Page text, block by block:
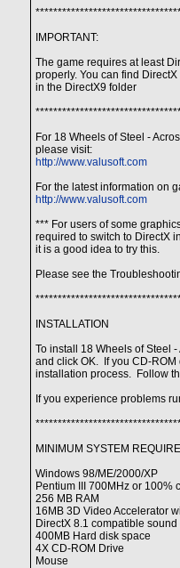
IMPORTANT:
The game requires at least
properly. You can find
in the DirectX9 folder
For 18 Wheels of Steel -
please visit:
http://www.valusoft.com
For the latest information on
http://www.valusoft.com
*** For users of some
required to switch to DirectX
it is a good idea to try this.
Please see the
INSTALLATION
To install 18 Wheels of Steel
and click OK. If you CD-
installation process. Follow
If you experience problems
MINIMUM SYSTEM
Windows 98/ME/2000/XP
Pentium III 700MHz or 100%
256 MB RAM
16MB 3D Video Accelerator
DirectX 8.1 compatible sound
400MB Hard disk space
4X CD-ROM Drive
Mouse